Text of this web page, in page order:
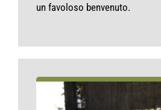
un favoloso benvenuto.